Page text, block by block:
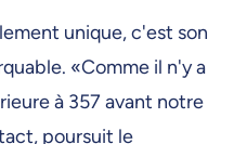
unique, c'est son
«Comme il n'y a
à 357 avant notre
poursuit le